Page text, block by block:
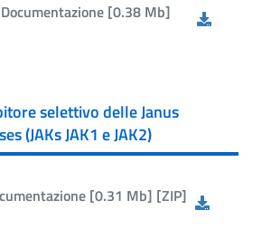
[0.38 Mb]
selettivo delle Janus
(JAKs JAK1 e JAK2)
[0.31 Mb] [ZIP]